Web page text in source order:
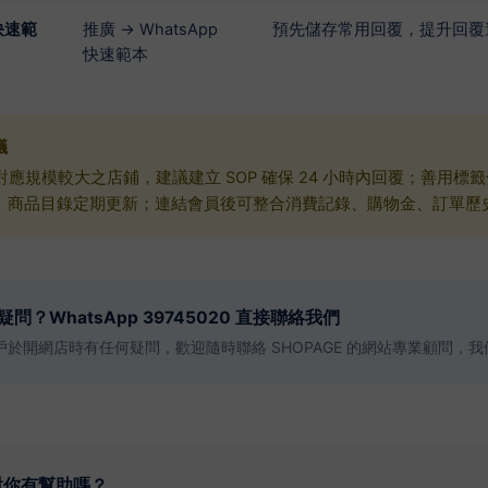
範
推廣 → WhatsApp
快速範本
預先儲存常用回覆，提升回
應規模較大之店鋪，建議建立 SOP 確保 24 小時內回覆；善用標
商品目錄定期更新；連結會員後可整合消費記錄、購物金、訂單歷
問？WhatsApp 39745020 直接聯絡我們
於開網店時有任何疑問，歡迎隨時聯絡 SHOPAGE 的網站專業顧問，